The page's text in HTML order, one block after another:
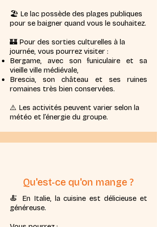
🏖️ Le lac possède des plages publiques
pour se baigner quand vous le souhaitez.
🏰 Pour des sorties culturelles à la
journée, vous pourrez visiter :
Bergame, avec son funiculaire et sa
vieille ville médiévale,
Brescia, son château et ses ruines
romaines très bien conservées.
⚠️ Les activités peuvent varier selon la
météo et l’énergie du groupe.
Qu'est-ce qu'on mange ?
🍝 En Italie, la cuisine est délicieuse et
généreuse.